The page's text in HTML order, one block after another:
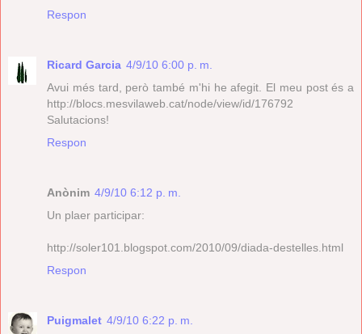
Respon
Ricard Garcia 4/9/10 6:00 p. m.
Avui més tard, però també m'hi he afegit. El meu post és a
http://blocs.mesvilaweb.cat/node/view/id/176792
Salutacions!
Respon
Anònim 4/9/10 6:12 p. m.
Un plaer participar:
http://soler101.blogspot.com/2010/09/diada-destelles.html
Respon
Puigmalet 4/9/10 6:22 p. m.